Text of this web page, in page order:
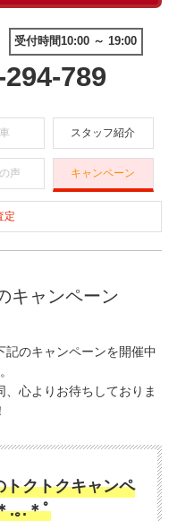
受付時間10:00 ～ 19:00
789
スタッフ紹介
声 キャンペーン
定
キャンペーン
記のキャンペーンを開催中
心よりお待ちしておりま
トクトクキャンペ
.｡.＊ﾟ